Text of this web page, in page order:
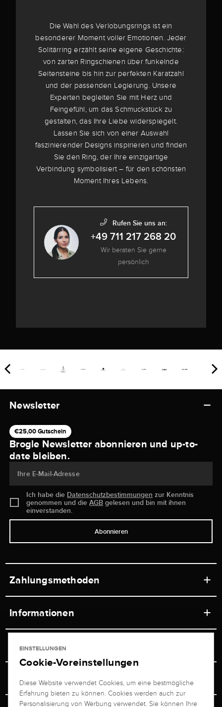
Die Wahl des Verlobungsrings ist ein
besonderer Moment voller Emotionen. Jeder
Solitärring erzählt seine eigene Geschichte:
von zarten Ringschienen über funkelnde
Seitensteine bis hin zur perfekten Karatzahl
und der passenden Legierung. Unsere
Experten begleiten Sie mit Herz und
Feingefühl, um das Schmuckstück zu
gestalten, das Ihre Liebe widerspiegelt.
Lassen Sie sich von einer Auswahl
faszinierender Designs inspirieren und finden
Sie den Ring, der Ihre einzigartige
Verbindung symbolisiert – für den schönsten
Moment Ihres Lebens.
Rufen Sie uns an:
+49 711 217 268 20
Wir beraten Sie gerne
persönlich
Newsletter
€25,00 Gutschein
Brogle Newsletter abonnieren und up-to-
date bleiben.
Ihre E-Mail-Adresse
Ich habe die Datenschutzbestimmungen zur Kenntnis
genommen und dieAGB gelesen und bin mit ihnen
einverstanden.
Abonnieren
Zahlungsmethoden
Informationen
Ladengeschäft
Versand & Zahlung
Ratgeber
Service
Newsletterabmeldung
Juwelier Brogle
Über uns
EINSTELLUNGEN
Cookie-Voreinstellungen
Diese Website verwendet Cookies, um eine bestmögliche
Erfahrung bieten zu können. Cookies werden auch zur
Personalisierung von Werbung verwendet. Sie können Ihre